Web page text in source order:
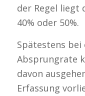
der Regel liegt
40% oder 50%.
Spätestens
Absprungrate
davon
Erfassung